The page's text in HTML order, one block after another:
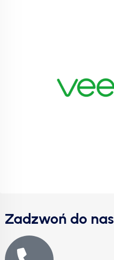
Zadzwoń do nas